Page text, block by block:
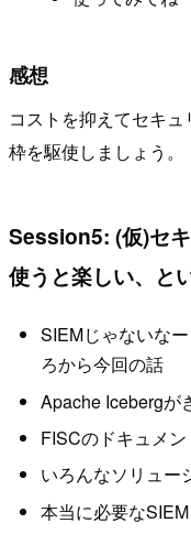
感想
コストを抑えてセキ
枠を駆使しましょう。
Session5: (仮)セ
使うと楽しい、と
SIEMじゃないな
ろから今回の話
Apache Icebergが
FISCのドキュメ
いろんなソリュー
本当に必要なSIEM